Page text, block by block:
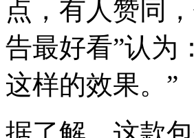
点，有人赞同
告最好看”认为
这样的效果。”